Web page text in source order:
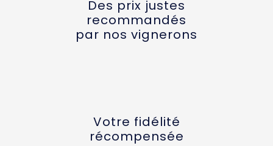
Des prix justes
recommandés
par nos vignerons
Votre fidélité
récompensée